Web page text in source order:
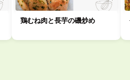
鶏むね肉と長芋の磯炒め